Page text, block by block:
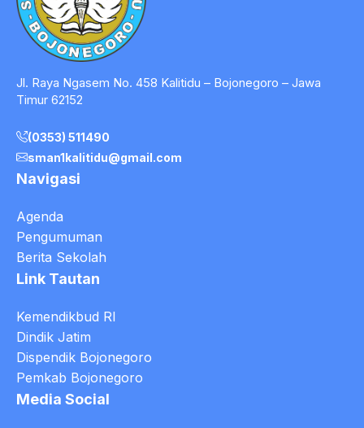
Jl. Raya Ngasem No. 458 Kalitidu – Bojonegoro – Jawa
Timur 62152
(0353) 511490
sman1kalitidu@gmail.com
Navigasi
Agenda
Pengumuman
Berita Sekolah
Link Tautan
Kemendikbud RI
Dindik Jatim
Dispendik Bojonegoro
Pemkab Bojonegoro
Media Social